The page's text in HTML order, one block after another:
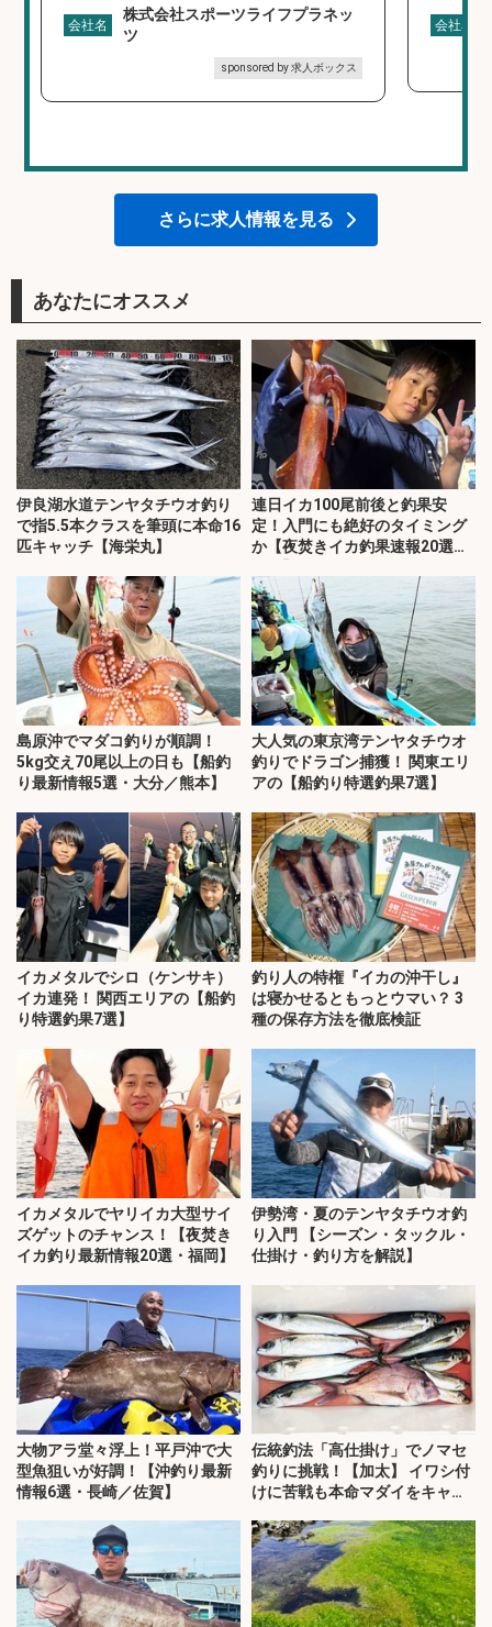
会社名
株式会社スポーツライフプラネッ
ツ
sponsored by 求人ボックス
会社名
さらに求人情報を見る
あなたにオススメ
伊良湖水道テンヤタチウオ釣り
で指5.5本クラスを筆頭に本命16
匹キャッチ【海栄丸】
連日イカ100尾前後と釣果安
定！入門にも絶好のタイミング
か【夜焚きイカ釣果速報20選・
島原沖でマダコ釣りが順調！
5kg交え70尾以上の日も【船釣
り最新情報5選・大分／熊本】
大人気の東京湾テンヤタチウオ
釣りでドラゴン捕獲！ 関東エリ
アの【船釣り特選釣果7選】
イカメタルでシロ（ケンサキ）
イカ連発！ 関西エリアの【船釣
り特選釣果7選】
釣り人の特権『イカの沖干し』
は寝かせるともっとウマい？ 3
種の保存方法を徹底検証
イカメタルでヤリイカ大型サイ
ズゲットのチャンス！【夜焚き
イカ釣り最新情報20選・福岡】
伊勢湾・夏のテンヤタチウオ釣
り入門 【シーズン・タックル・
仕掛け・釣り方を解説】
大物アラ堂々浮上！平戸沖で大
型魚狙いが好調！【沖釣り最新
情報6選・長崎／佐賀】
伝統釣法「高仕掛け」でノマセ
釣りに挑戦！【加太】 イワシ付
けに苦戦も本命マダイをキャッ